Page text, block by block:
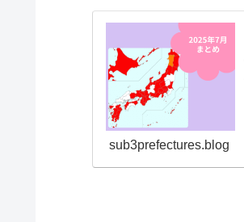
sub3prefectures.blog